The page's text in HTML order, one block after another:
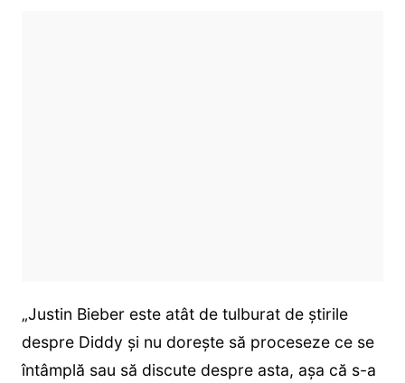
„Justin Bieber este atât de tulburat de știrile
despre Diddy și nu dorește să proceseze ce se
întâmplă sau să discute despre asta, așa că s-a